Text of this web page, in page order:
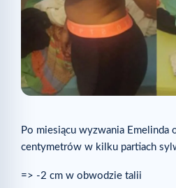
Po miesiącu wyzwania
centymetrów w kilku partiach
=> -2 cm w obwodzie talii